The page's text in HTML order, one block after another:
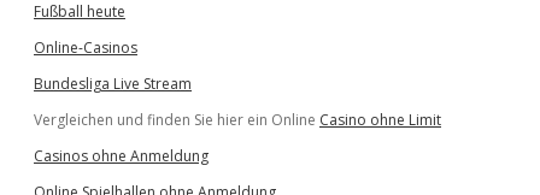
Fußball heute
Online-Casinos
Bundesliga Live Stream
Vergleichen und finden Sie hier ein Online Casino ohne Limit
Casinos ohne Anmeldung